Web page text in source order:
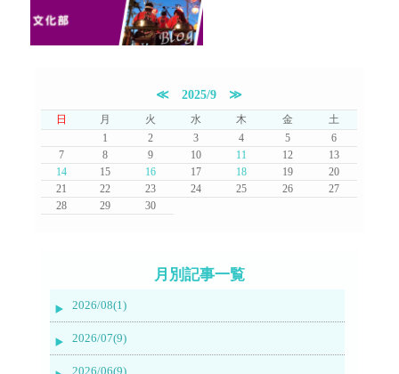
≪2025/9 ≫
日 月 火 水 木 金
土
1
2 3 4 5
6
7
8 9 10 11 12
13
14
15 16 17 18 19
20
21
22 23 24 25 26
27
28
29 30
月別記事一覧
2026/08(1)
2026/07(9)
2026/06(9)